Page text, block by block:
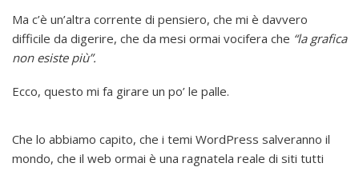
Ma c’è un’altra corrente di pensiero, che mi è davvero
difficile da digerire, che da mesi ormai vocifera che “la grafica
non esiste più”.
Ecco, questo mi fa girare un po’ le palle.
Che lo abbiamo capito, che i temi WordPress salveranno il
mondo, che il web ormai è una ragnatela reale di siti tutti